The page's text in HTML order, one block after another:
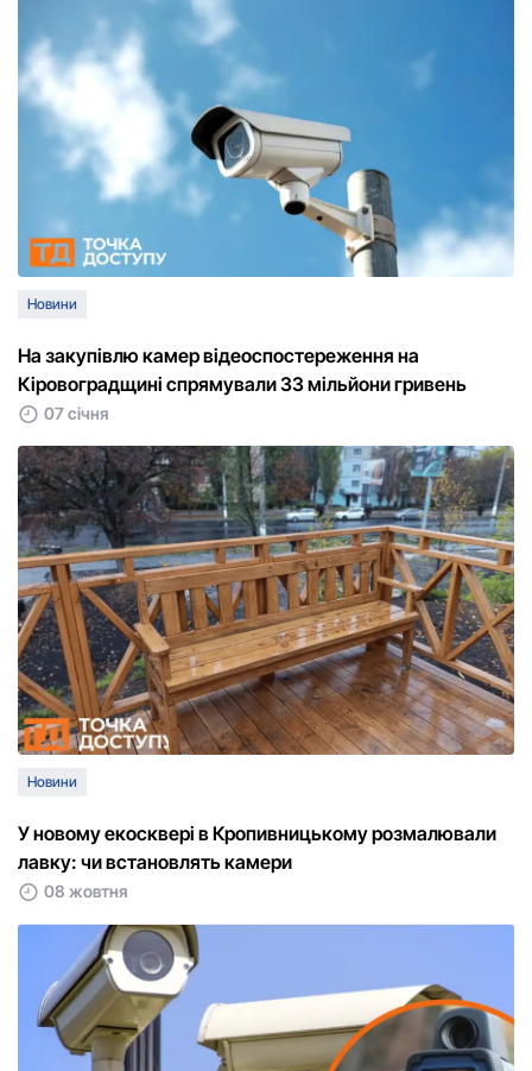
Новини
На закупівлю камер відеоспостереження на
Кіровоградщині спрямували 33 мільйони гривень
07 січня
Новини
У новому екосквері в Кропивницькому розмалювали
лавку: чи встановлять камери
08 жовтня